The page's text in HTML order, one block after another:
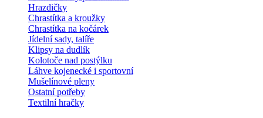
Hrazdičky
Chrastítka a kroužky
Chrastítka na kočárek
Jídelní sady, talíře
Klipsy na dudlík
Kolotoče nad postýlku
Láhve kojenecké i sportovní
Mušelínové pleny
Ostatní potřeby
Textilní hračky